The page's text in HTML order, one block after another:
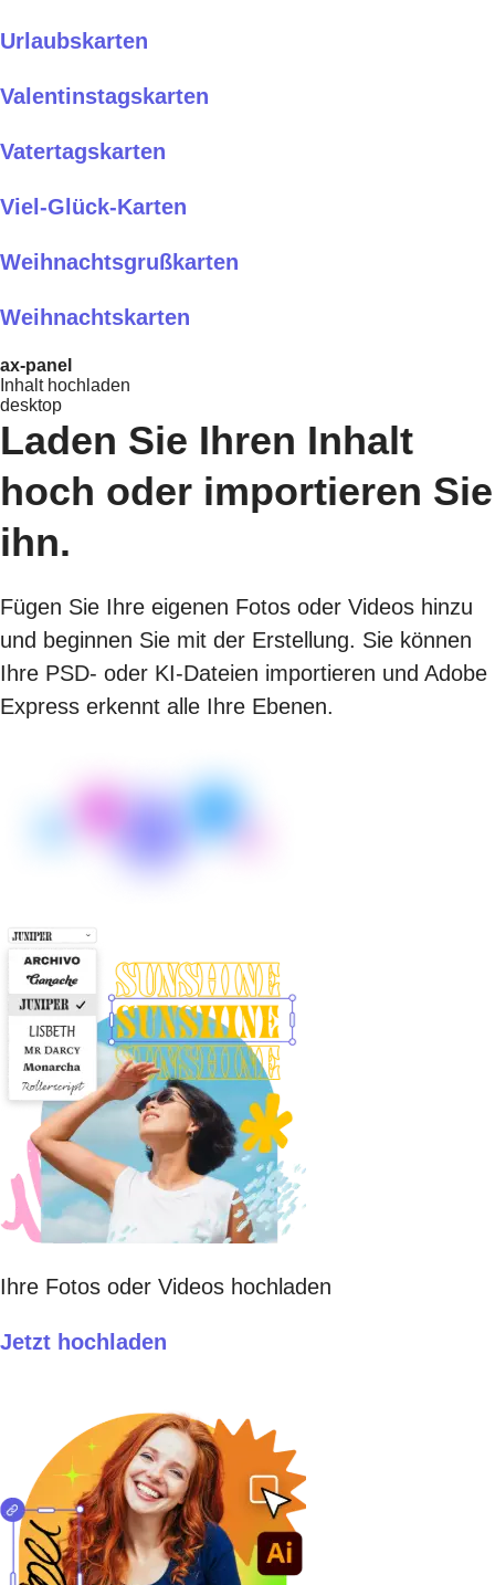
Urlaubskarten
Valentinstagskarten
Vatertagskarten
Viel-Glück-Karten
Weihnachtsgrußkarten
Weihnachtskarten
ax-panel
Inhalt hochladen
desktop
Laden Sie Ihren Inhalt
hoch oder importieren Sie
ihn.
Fügen Sie Ihre eigenen Fotos oder Videos hinzu
und beginnen Sie mit der Erstellung. Sie können
Ihre PSD- oder KI-Dateien importieren und Adobe
Express erkennt alle Ihre Ebenen.
Ihre Fotos oder Videos hochladen
Jetzt hochladen